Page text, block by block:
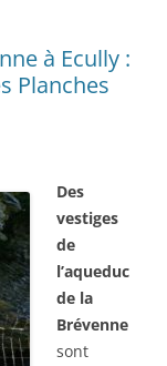
à Ecully :
Planches
Des
vestiges
de
l’aqueduc
de la
Brévenne
sont